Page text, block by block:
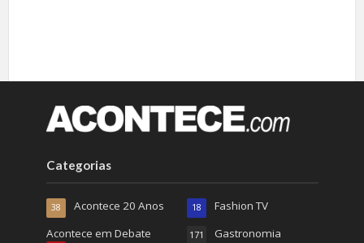
Categorias
Acontece 20 Anos
38
Acontece em Debate
Fashion TV
18
Gastronomia
171